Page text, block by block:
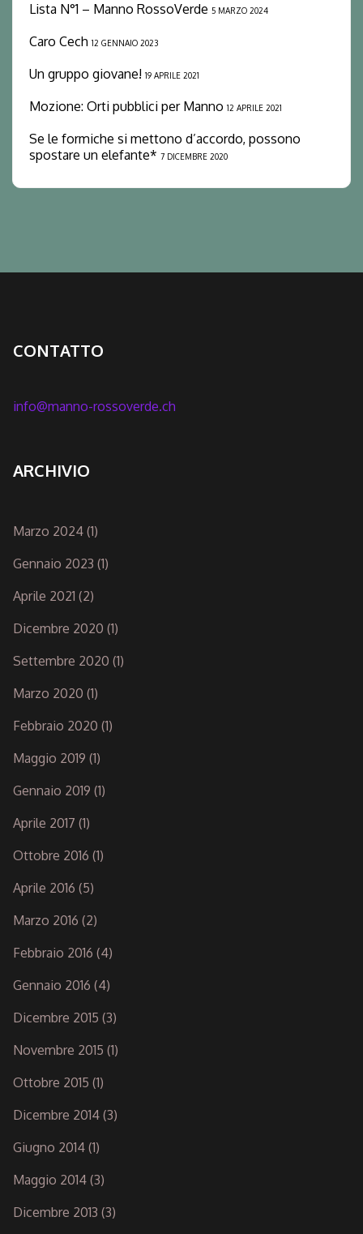
Lista N°1 – Manno RossoVerde 5 MARZO 2024
Caro Cech 12 GENNAIO 2023
Un gruppo giovane! 19 APRILE 2021
Mozione: Orti pubblici per Manno 12 APRILE 2021
Se le formiche si mettono d’accordo, possono
spostare un elefante* 7 DICEMBRE 2020
CONTATTO
info@manno-rossoverde.ch
ARCHIVIO
Marzo 2024 (1)
Gennaio 2023 (1)
Aprile 2021 (2)
Dicembre 2020 (1)
Settembre 2020 (1)
Marzo 2020 (1)
Febbraio 2020 (1)
Maggio 2019 (1)
Gennaio 2019 (1)
Aprile 2017 (1)
Ottobre 2016 (1)
Aprile 2016 (5)
Marzo 2016 (2)
Febbraio 2016 (4)
Gennaio 2016 (4)
Dicembre 2015 (3)
Novembre 2015 (1)
Ottobre 2015 (1)
Dicembre 2014 (3)
Giugno 2014 (1)
Maggio 2014 (3)
Dicembre 2013 (3)